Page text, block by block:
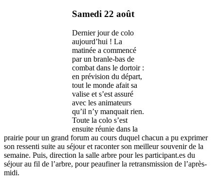
Samedi 22 août
Dernier jour de colo
aujourd’hui ! La
matinée a commencé
par un branle-bas de
combat dans le dortoir :
en prévision du départ,
tout le monde afait sa
valise et s’est assuré
avec les animateurs
qu’il n’y manquait rien.
Toute la colo s’est
ensuite réunie dans la
prairie pour un grand forum au cours duquel chacun a pu exprimer
son ressenti suite au séjour et raconter son meilleur souvenir de la
semaine. Puis, direction la salle arbre pour les participant.es du
séjour au fil de l’arbre, pour peaufiner la retransmission de l’après-
midi.